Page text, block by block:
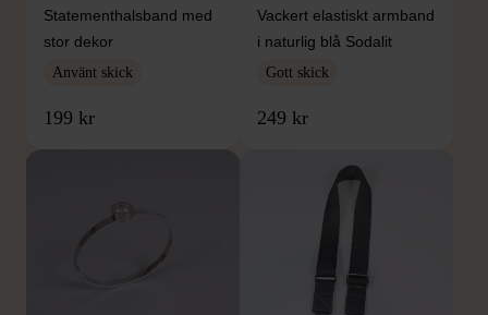
Statementhalsband med
stor dekor
Använt skick
199 kr
Vackert elastiskt armband
i naturlig blå Sodalit
Gott skick
249 kr